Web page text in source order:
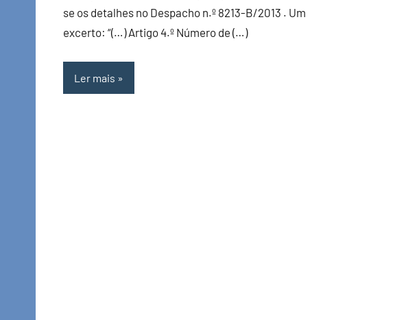
se os detalhes no Despacho n.º 8213-B/2013 . Um
excerto: “(…) Artigo 4.º Número de (…)
Ler mais